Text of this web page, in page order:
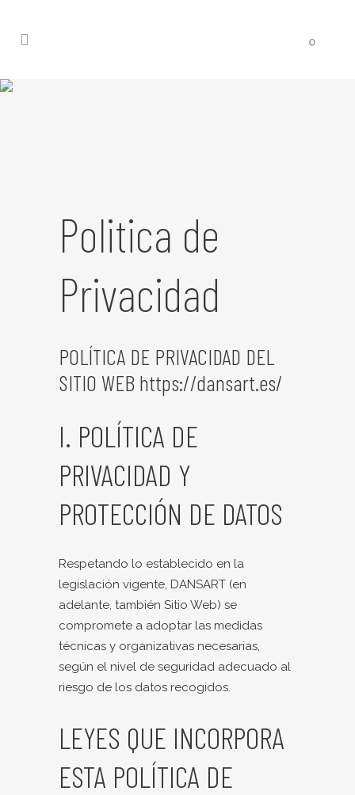
0
Politica de
Privacidad
POLÍTICA DE PRIVACIDAD DEL
SITIO WEB https://dansart.es/
I. POLÍTICA DE
PRIVACIDAD Y
PROTECCIÓN DE DATOS
Respetando lo establecido en la
legislación vigente, DANSART (en
adelante, también Sitio Web) se
compromete a adoptar las medidas
técnicas y organizativas necesarias,
según el nivel de seguridad adecuado al
riesgo de los datos recogidos.
LEYES QUE INCORPORA
ESTA POLÍTICA DE